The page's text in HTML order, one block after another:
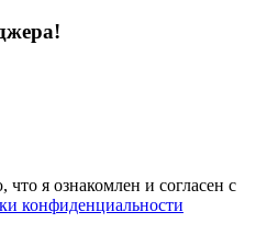
я ознакомлен и согласен с
конфиденциальности